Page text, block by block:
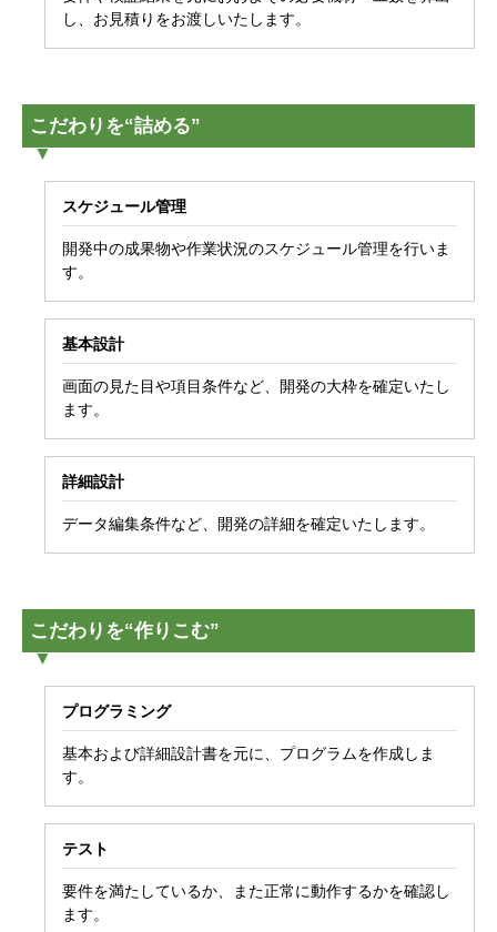
し、お見積りをお渡しいたします。
こだわりを“詰める”
スケジュール管理
開発中の成果物や作業状況のスケジュール管理を行いま
す。
基本設計
画面の見た目や項目条件など、開発の大枠を確定いたし
ます。
詳細設計
データ編集条件など、開発の詳細を確定いたします。
こだわりを“作りこむ”
プログラミング
基本および詳細設計書を元に、プログラムを作成しま
す。
テスト
要件を満たしているか、また正常に動作するかを確認し
ます。